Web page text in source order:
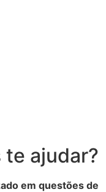
te ajudar?
em questões de